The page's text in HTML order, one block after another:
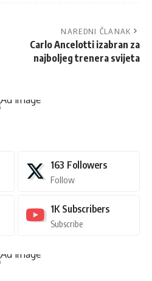
NAREDNI ČLANAK
Carlo Ancelotti izabran za
najboljeg trenera svijeta
163 Followers
Follow
1K Subscribers
Subscribe